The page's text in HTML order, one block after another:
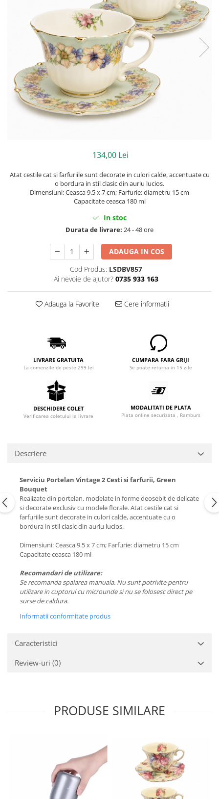
134,00 Lei
Atat cestile cat si farfuriile sunt decorate in culori calde, accentuate cu
o bordura in stil clasic din auriu lucios.
Dimensiuni: Ceasca 9.5 x 7 cm; Farfurie: diametru 15 cm
Capacitate ceasca 180 ml
In stoc
Durata de livrare: 24 - 48 ore
ADAUGA IN COS
Cod Produs: LSDBV857
Ai nevoie de ajutor? 0735 933 163
Adauga la Favorite Cere informatii
LIVRARE GRATUITA
La comenzile de peste 299 lei
CUMPARA FARA GRIJI
Se poate returna in 15 zile
DESCHIDERE COLET
Verificarea coletului la livrare
MODALITATI DE PLATA
Plata online securizata , Ramburs
Descriere
Serviciu Portelan Vintage 2 Cesti si farfurii, Green
Bouquet
Realizate din portelan, modelate in forme deosebit de delicate
si decorate exclusiv cu modele florale. Atat cestile cat si
farfuriile sunt decorate in culori calde, accentuate cu o
bordura in stil clasic din auriu lucios.
Dimensiuni: Ceasca 9.5 x 7 cm; Farfurie: diametru 15 cm
Capacitate ceasca 180 ml
Recomandari de utilizare:
Se recomanda spalarea manuala. Nu sunt potrivite pentru
utilizare in cuptorul cu microunde si nu se folosesc direct pe
surse de caldura.
Informatii conformitate produs
Caracteristici
Review-uri (0)
PRODUSE SIMILARE